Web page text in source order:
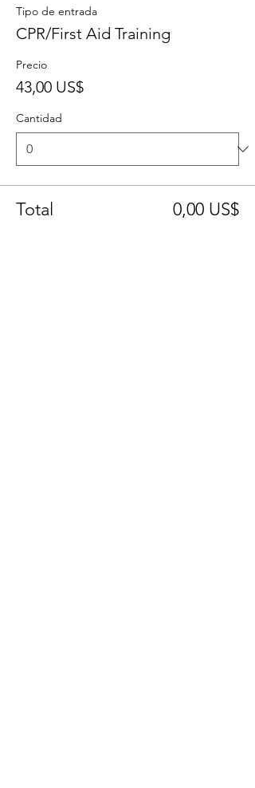
Tipo de entrada
CPR/First Aid Training
Precio
43,00 US$
Cantidad
Total 0,00 US$